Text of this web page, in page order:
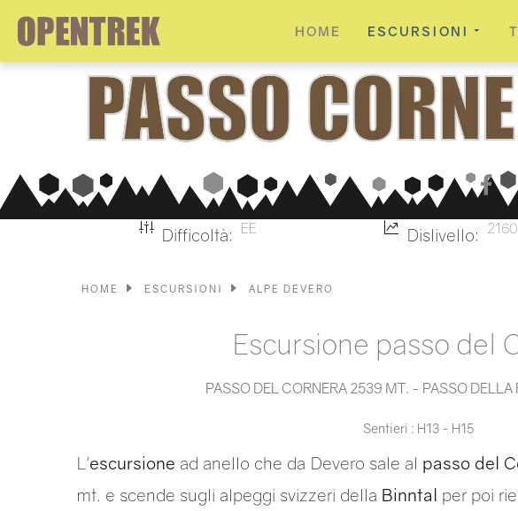
HOME ESCURSIONI
Difficoltà: EE Dislivello:
HOME ESCURSIONI ALPE DEVERO
Escursione passo del
PASSO DEL CORNERA 2539 MT. - PASSO
Sentieri : H13 - H15
L'escursione ad anello che da Devero sale al passo del
mt. e scende sugli alpeggi svizzeri della Binntal per poi